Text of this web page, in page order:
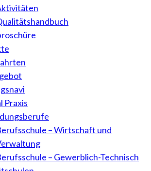
Praxis
– Wirtschaft und
– Gewerblich-Technisch